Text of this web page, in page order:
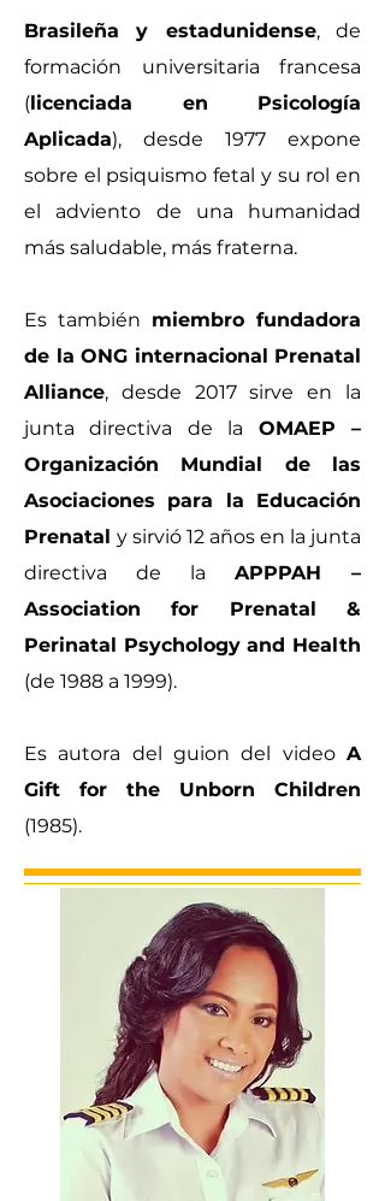
Brasileña y estadunidense, de
formación universitaria francesa
(licenciada en Psicología
Aplicada), desde 1977 expone
sobre el psiquismo fetal y su rol en
el adviento de una humanidad
más saludable, más fraterna.
Es también miembro fundadora
de la ONG internacional Prenatal
Alliance, desde 2017 sirve en la
junta directiva de la OMAEP –
Organización Mundial de las
Asociaciones para la Educación
Prenatal y sirvió 12 años en la junta
directiva de la APPPAH –
Association for Prenatal &
Perinatal Psychology and Health
(de 1988 a 1999).
Es autora del guion del video A
Gift for the Unborn Children
(1985).